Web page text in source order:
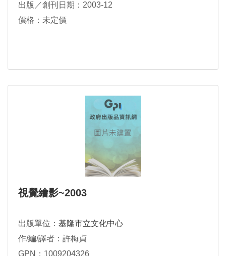
出版／創刊日期：2003-12
價格：未定價
視覺繪影~2003
出版單位： 基隆市立文化中心
作/編/譯者：許梅貞
GPN：1009204326